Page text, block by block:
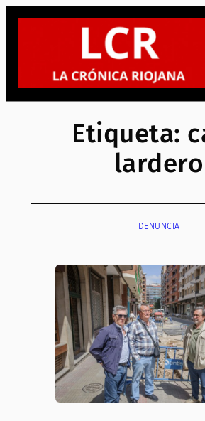
Saltar
Etiqueta:
lardero
DENUNCIA